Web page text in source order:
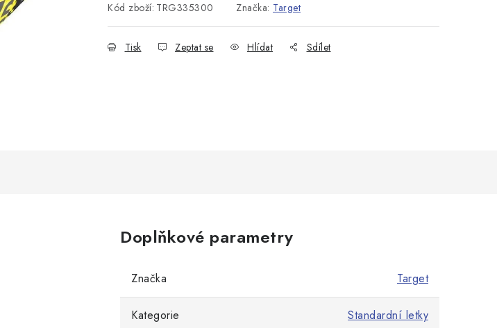
Kód zboží: TRG335300 Značka: Target
Tisk Zeptat se Hlídat Sdílet
Doplňkové parametry
Značka Target
Kategorie Standardní letky